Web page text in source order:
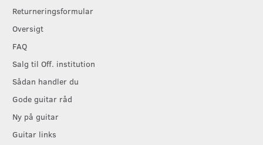
Returneringsformular
Oversigt
FAQ
Salg til Off. institution
Sådan handler du
Gode guitar råd
Ny på guitar
Guitar links